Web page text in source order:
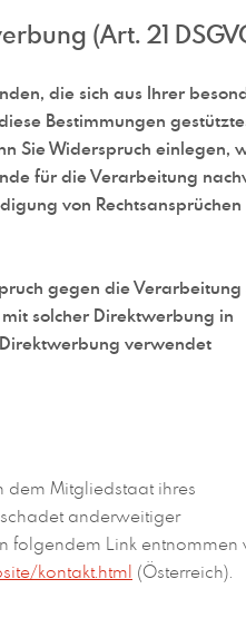
(Art. 21
die sich aus Ihrer
Bestimmungen
Sie Widerspruch einlegen,
für die Verarbeitung
von Rechtsansprüchen
gegen die Verarbeitung
solcher Direktwerbung in
verwendet
dem Mitgliedstaat ihres
anderweitiger
folgendem Link entnommen
kontakt.html (Österreich).